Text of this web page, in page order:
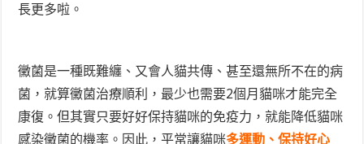
長更多啦。
黴菌是一種既難纏、又會人貓共傳、甚至還無所不在的病
菌，就算黴菌治療順利，最少也需要2個月貓咪才能完全
康復。但其實只要好好保持貓咪的免疫力，就能降低貓咪
感染黴菌的機率。因此，平常讓貓咪多運動、保持好心